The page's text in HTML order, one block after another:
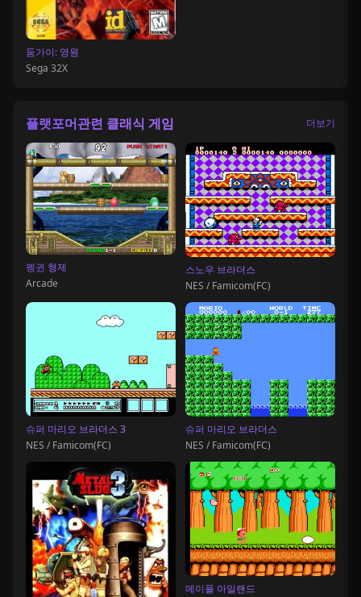
둠가이: 영원
Sega 32X
플랫포머관련 클래식 게임 더보기
펭귄 형제
Arcade
스노우 브라더스
NES / Famicom(FC)
슈퍼 마리오 브라더스 3
NES / Famicom(FC)
슈퍼 마리오 브라더스
NES / Famicom(FC)
메이플 아일랜드